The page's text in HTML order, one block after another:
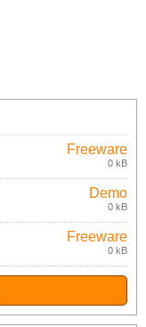
Freeware
0 kB
Demo
0 kB
Freeware
0 kB